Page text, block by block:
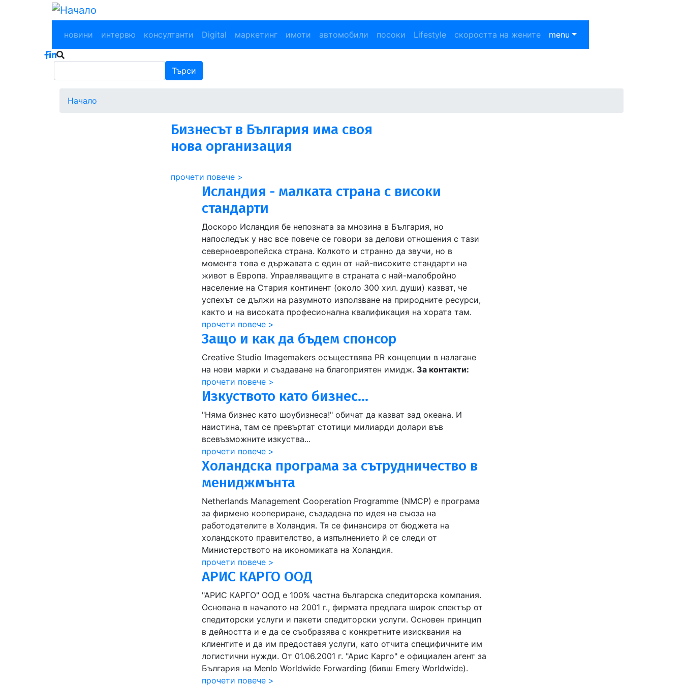
Main navigation
новини интервю консултанти Digital маркетинг имоти автомобили посоки Lifestyle скоростта на жените menu
Търси
Начало
Бизнесът в България има своя
нова организация
прочети повече >
Исландия - малката страна с високи
стандарти
Доскоро Исландия бе непозната за мнозина в България, но
напоследък у нас все повече се говори за делови отношения с тази
северноевропейска страна. Колкото и странно да звучи, но в
момента това е държавата с един от най-високите стандарти на
живот в Европа. Управляващите в страната с най-малобройно
население на Стария континент (около 300 хил. души) казват, че
успехът се дължи на разумното използване на природните ресурси,
както и на високата професионална квалификация на хората там.
прочети повече >
Защо и как да бъдем спонсор
Creative Studio Imagemakers осъществява PR концепции в налагане
на нови марки и създаване на благоприятен имидж. За контакти:
прочети повече >
Изкуството като бизнес...
"Няма бизнес като шоубизнеса!" обичат да казват зад океана. И
наистина, там се превъртат стотици милиарди долари във
всевъзможните изкуства...
прочети повече >
Холандска програма за сътрудничество в
мениджмънта
Netherlands Management Cooperation Programme (NMCP) е програма
за фирмено коопериране, създадена по идея на съюза на
работодателите в Холандия. Тя се финансира от бюджета на
холандското правителство, а изпълнението й се следи от
Министерството на икономиката на Холандия.
прочети повече >
АРИС КАРГО ООД
"АРИС КАРГО" ООД е 100% частна българска спедиторска компания.
Основана в началото на 2001 г., фирмата предлага широк спектър от
спедиторски услуги и пакети спедиторски услуги. Основен принцип
в дейността и е да се съобразява с конкретните изисквания на
клиентите и да им предоставя услуги, като отчита специфичните им
логистични нужди. От 01.06.2001 г. "Арис Карго" е официален агент за
България на Menlo Worldwide Forwarding (бивш Emery Worldwide).
прочети повече >